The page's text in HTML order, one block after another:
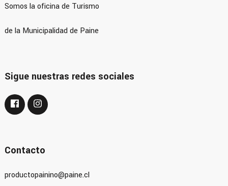
Somos la oficina de Turismo
de la Municipalidad de Paine
Sigue nuestras redes sociales
Contacto
productopainino@paine.cl